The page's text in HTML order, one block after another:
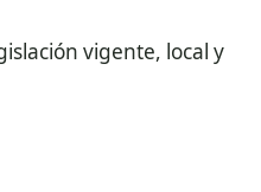
vigente, local y